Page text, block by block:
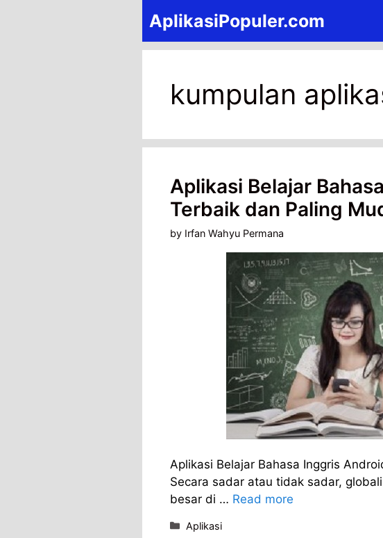
AplikasiPopuler.com
kumpulan
Aplikasi Belajar
Terbaik dan Paling
by Irfan Wahyu Permana
Aplikasi Belajar Bahasa Inggris
Secara sadar atau tidak sadar,
besar di … Read more
Categories
Aplikasi